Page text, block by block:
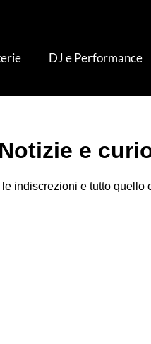
DJ e Performance
e
indiscrezioni e tutto